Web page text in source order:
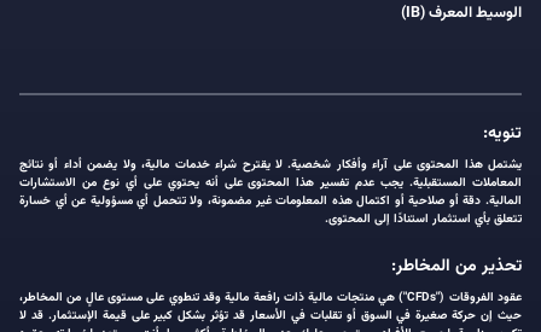
الوسيط المعرف (IB)
تنويه:
يشتمل هذا المحتوى على آراء وأفكار شخصية. لا يقترح شراء خدمات مالية، ولا يضمن أداء أو نتائج
المعاملات المستقبلية. يجب عدم تفسير هذا المحتوى على أنه يحتوي على أي نوع من الاستشارات
المالية. دقة أو صلاحية أو اكتمال هذه المعلومات غير مضمونة، ولا تتحمل أي مسؤولية عن أي خسارة
تتعلق بأي استثمار استنادًا إلى المحتوى.
تحذير من المخاطر:
عقود الفروقات ("CFDs") هي منتجات مالية ذات رافعة مالية وقد تنطوي على مستوى عالٍ من المخاطر،
حيث إن حركة صغيرة في السوق أو تقلبات في الأسعار قد تؤثر بشكل كبير على قيمة الإستثمار. قد لا